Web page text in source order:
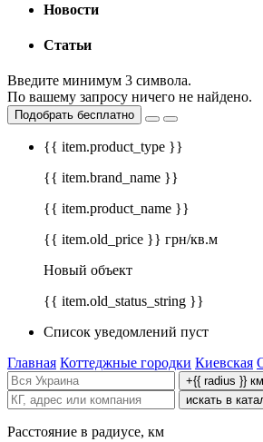
Новости
Статьи
Введите минимум 3 символа.
По вашему запросу ничего не найдено.
Подобрать бесплатно
{{ item.product_type }}
{{ item.brand_name }}
{{ item.product_name }}
{{ item.old_price }} грн/кв.м
Новый объект
{{ item.old_status_string }}
Список уведомлений пуст
Главная Коттеджные городки Киевская
+{{ radius }} км
искать в
Расстояние в радиусе, км